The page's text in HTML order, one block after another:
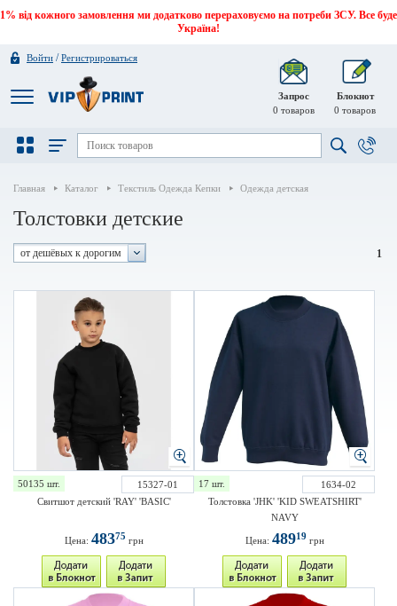
1% від кожного замовлення ми додатково перераховуємо на потреби ЗСУ. Все буде
Україна!
Войти /Регистрироваться
Запрос
0 товаров
Блокнот
0 товаров
Главная Каталог Текстиль Одежда Кепки Одежда детская
Толстовки детские
от дешёвых к дорогим 1
50135 шт.
15327-01
Свитшот детский 'RAY' 'BASIC'
Цена: 48375 грн
17 шт.
1634-02
Толстовка 'JHK' 'KID SWEATSHIRT'
NAVY
Цена: 48919 грн